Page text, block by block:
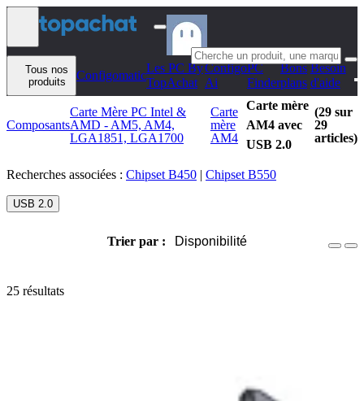
Aller au contenu
Tous nos
produits
Configomatic
Les PC By
TopAchat
Configo
Ai
PC
Finder
Bons
plans
Besoin
d'aide
Composants
Carte Mère PC Intel &
AMD - AM5, AM4,
LGA1851, LGA1700
Carte
mère
AM4
Carte mère
AM4 avec
USB 2.0
(29 sur
29
articles)
Recherches associées : Chipset B450 | Chipset B550
USB 2.0
Trier par : Disponibilité
25 résultats